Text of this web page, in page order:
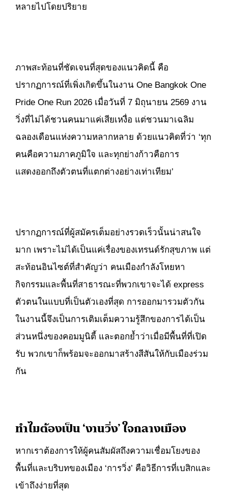
หลายไปโดยปริยาย
ภาพสะท้อนที่ชัดเจนที่สุดของแนวคิดนี้ คือ
ปรากฏการณ์ที่เพิ่งเกิดขึ้นในงาน One Bangkok One
Pride One Run 2026 เมื่อวันที่ 7 มิถุนายน 2569 งาน
วิ่งที่ไม่ได้ชวนคนมาแค่เสียเหงื่อ แต่ชวนมาเฉลิม
ฉลองเดือนแห่งความหลากหลาย ด้วยแนวคิดที่ว่า ‘ทุก
คนคือความภาคภูมิใจ และทุกย่างก้าวคือการ
แสดงออกถึงตัวตนที่แตกต่างอย่างเท่าเทียม’
ปรากฏการณ์ที่ผู้สมัครเต็มอย่างรวดเร็วนั้นน่าสนใจ
มาก เพราะไม่ได้เป็นแค่เรื่องของเทรนด์รักสุขภาพ แต่
สะท้อนอินไซต์ที่สำคัญว่า คนเมืองกำลังโหยหา
กิจกรรมและพื้นที่สาธารณะที่พวกเขาจะได้ express
ตัวตนในแบบที่เป็นตัวเองที่สุด การออกมารวมตัวกัน
ในงานนี้จึงเป็นการเติมเต็มความรู้สึกของการได้เป็น
ส่วนหนึ่งของคอมมูนิตี้ และตอกย้ำว่าเมื่อมีพื้นที่ที่เปิด
รับ พวกเขาก็พร้อมจะออกมาสร้างสีสันให้กับเมืองร่วม
กัน
ทำไมต้องเป็น ‘งานวิ่ง’ ใจกลางเมือง
หากเราต้องการให้ผู้คนสัมผัสถึงความเชื่อมโยงของ
พื้นที่และบริบทของเมือง ‘การวิ่ง’ คือวิธีการที่เบสิกและ
เข้าถึงง่ายที่สุด